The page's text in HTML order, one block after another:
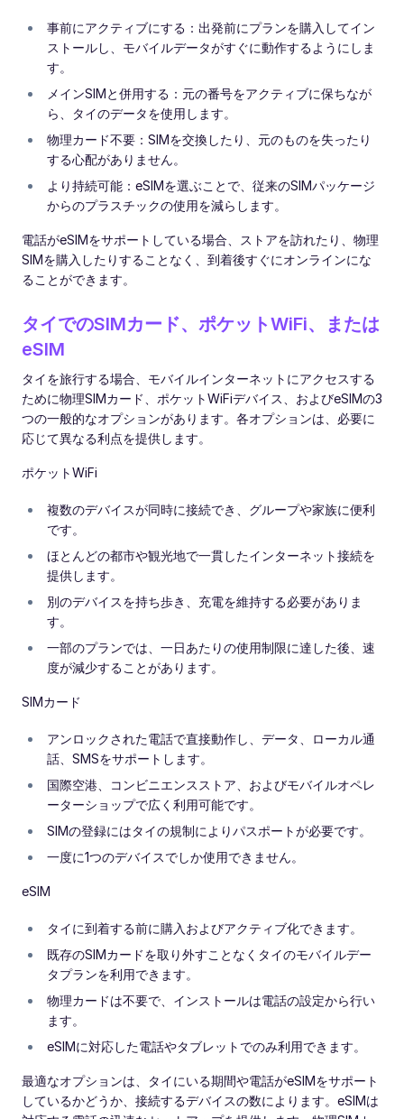
事前にアクティブにする：出発前にプランを購入してイン
ストールし、モバイルデータがすぐに動作するようにしま
す。
メインSIMと併用する：元の番号をアクティブに保ちなが
ら、タイのデータを使用します。
物理カード不要：SIMを交換したり、元のものを失ったり
する心配がありません。
より持続可能：eSIMを選ぶことで、従来のSIMパッケージ
からのプラスチックの使用を減らします。
電話がeSIMをサポートしている場合、ストアを訪れたり、物理
SIMを購入したりすることなく、到着後すぐにオンラインにな
ることができます。
タイでのSIMカード、ポケットWiFi、または
eSIM
タイを旅行する場合、モバイルインターネットにアクセスする
ために物理SIMカード、ポケットWiFiデバイス、およびeSIMの3
つの一般的なオプションがあります。各オプションは、必要に
応じて異なる利点を提供します。
ポケットWiFi
複数のデバイスが同時に接続でき、グループや家族に便利
です。
ほとんどの都市や観光地で一貫したインターネット接続を
提供します。
別のデバイスを持ち歩き、充電を維持する必要がありま
す。
一部のプランでは、一日あたりの使用制限に達した後、速
度が減少することがあります。
SIMカード
アンロックされた電話で直接動作し、データ、ローカル通
話、SMSをサポートします。
国際空港、コンビニエンスストア、およびモバイルオペレ
ーターショップで広く利用可能です。
SIMの登録にはタイの規制によりパスポートが必要です。
一度に1つのデバイスでしか使用できません。
eSIM
タイに到着する前に購入およびアクティブ化できます。
既存のSIMカードを取り外すことなくタイのモバイルデー
タプランを利用できます。
物理カードは不要で、インストールは電話の設定から行い
ます。
eSIMに対応した電話やタブレットでのみ利用できます。
最適なオプションは、タイにいる期間や電話がeSIMをサポート
しているかどうか、接続するデバイスの数によります。eSIMは